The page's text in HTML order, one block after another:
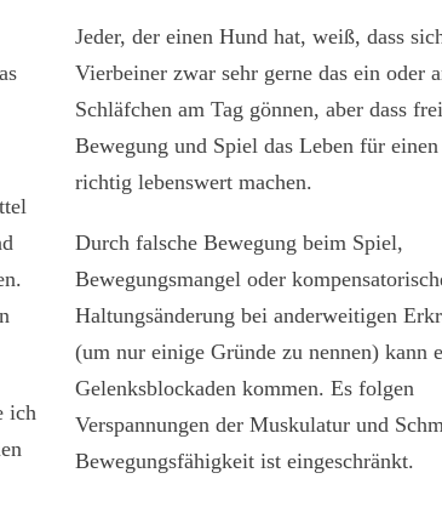
ich
Jeder, der einen Hund hat, weiß, dass
Vierbeiner zwar sehr gerne das ein oder
Schläfchen am Tag gönnen, aber dass
Bewegung und Spiel das Leben für
richtig lebenswert machen.
Durch falsche Bewegung beim Spiel,
Bewegungsmangel oder
Haltungsänderung bei anderweitigen
(um nur einige Gründe zu nennen) kann
Gelenksblockaden kommen. Es folgen
Verspannungen der Muskulatur und
Bewegungsfähigkeit ist eingeschränkt.